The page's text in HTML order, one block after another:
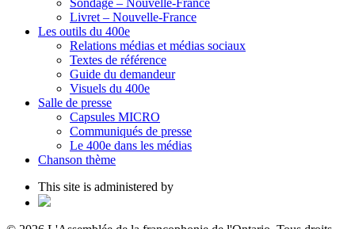
Livret – Nouvelle-France
Les outils du 400e
Relations médias et médias sociaux
Textes de référence
Guide du demandeur
Visuels du 400e
Salle de presse
Capsules MICRO
Communiqués de presse
Le 400e dans les médias
Chanson thème
This site is administered by